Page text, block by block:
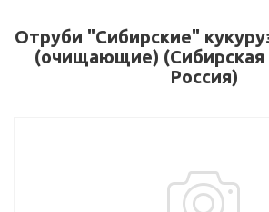
Отруби "Сибирские"
(очищающие) (Сибирская
Россия)